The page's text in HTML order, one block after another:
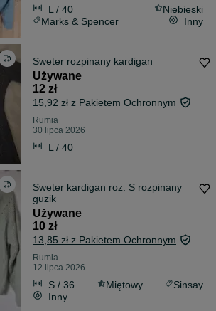
L / 40
Niebieski
Marks & Spencer
Inny
Sweter rozpinany kardigan
Używane
12 zł
15,92 zł z Pakietem Ochronnym
Rumia
30 lipca 2026
L / 40
Sweter kardigan roz. S rozpinany
guzik
Używane
10 zł
13,85 zł z Pakietem Ochronnym
Rumia
12 lipca 2026
S / 36 Miętowy
Sinsay
Inny